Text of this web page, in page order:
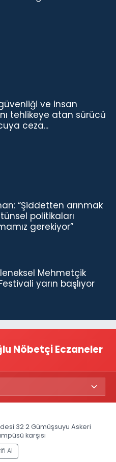
ve insan
tehlikeye atan sürücü
ceza...
“Şiddetten arınmak
politikaları
gerekiyor”
Mehmetçik
yarın başlıyor
Nöbetçi Eczaneler
32 2 Gümüşsuyu Askeri
karşısı
Al